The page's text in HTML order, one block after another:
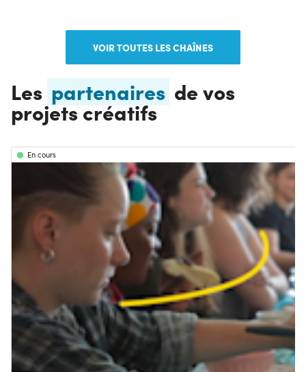
VOIR TOUTES LES CHAÎNES
Les partenaires de vos
projets créatifs
En cours